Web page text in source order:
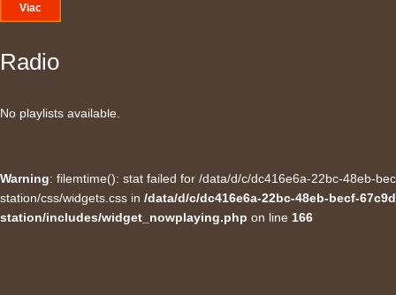
Viac
Radio
No playlists available.
Warning: filemtime(): stat failed for /data/d/c/dc416e6a-22bc-48eb-
station/css/widgets.css in /data/d/c/dc416e6a-22bc-48eb-becf-
station/includes/widget_nowplaying.php on line 166